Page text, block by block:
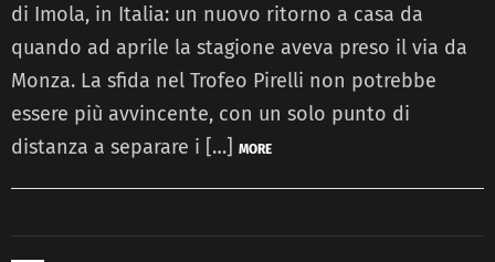
di Imola, in Italia: un nuovo ritorno a casa da
quando ad aprile la stagione aveva preso il via da
Monza. La sfida nel Trofeo Pirelli non potrebbe
essere più avvincente, con un solo punto di
distanza a separare i […] MORE